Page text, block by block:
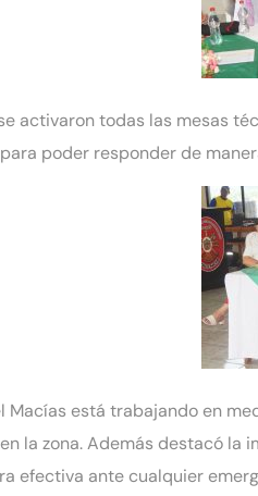
activaron todas las mesas
poder responder de
Macías está trabajando en
la zona. Además destacó
efectiva ante cualquier